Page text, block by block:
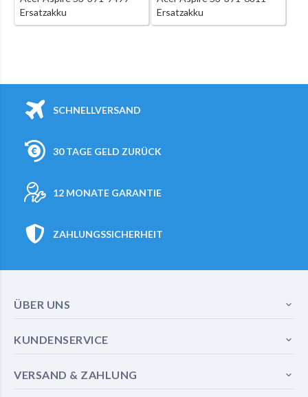
Ersatzakku
Ersatzakku
SCHNELLVERSAND
30 TAGE GELD ZURÜCK
12 MONATE GARANTIE
ZAHLUNGSSICHERHEIT
ÜBER UNS
KUNDENSERVICE
VERSAND & ZAHLUNG